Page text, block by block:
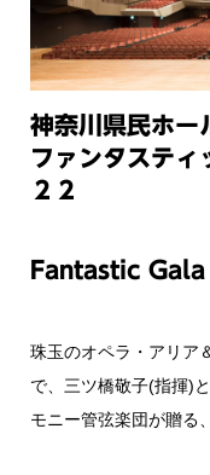
神奈川県民ホー
ファンタスティ
２２
Fantastic
珠玉のオペラ・アリア
で、三ツ橋敬子(指揮)
モニー管弦楽団が贈る